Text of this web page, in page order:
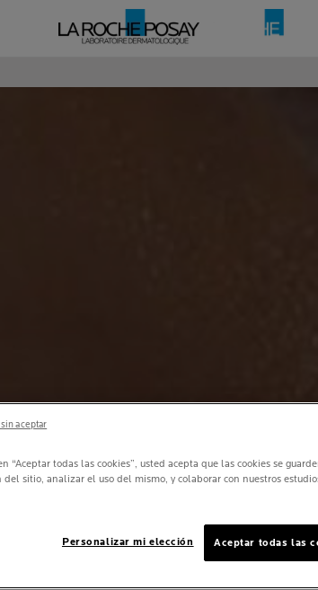
“Aceptar todas las cookies”, usted acepta que las cookies se
del sitio, analizar el uso del mismo, y colaborar con nuestros
Aceptar todas las
Personalizar mi elección
aceptar